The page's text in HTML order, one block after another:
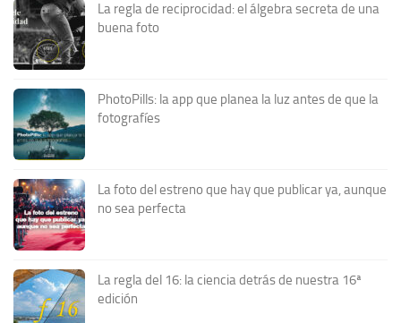
La regla de reciprocidad: el álgebra secreta de una
buena foto
PhotoPills: la app que planea la luz antes de que la
fotografíes
La foto del estreno que hay que publicar ya, aunque
no sea perfecta
La regla del 16: la ciencia detrás de nuestra 16ª
edición